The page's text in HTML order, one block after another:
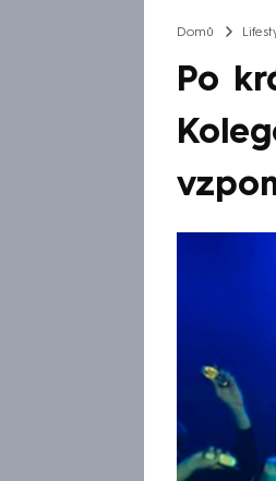
Domů
Po